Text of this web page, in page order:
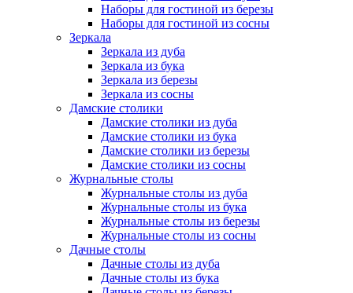
Наборы для гостиной из березы
Наборы для гостиной из сосны
Зеркала
Зеркала из дуба
Зеркала из бука
Зеркала из березы
Зеркала из сосны
Дамские столики
Дамские столики из дуба
Дамские столики из бука
Дамские столики из березы
Дамские столики из сосны
Журнальные столы
Журнальные столы из дуба
Журнальные столы из бука
Журнальные столы из березы
Журнальные столы из сосны
Дачные столы
Дачные столы из дуба
Дачные столы из бука